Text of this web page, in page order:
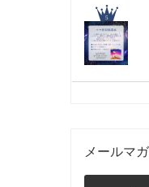
メールマ